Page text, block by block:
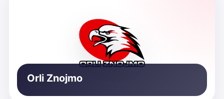
Orli Znojmo